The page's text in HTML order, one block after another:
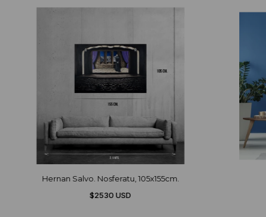
Hernan Salvo. Nosferatu, 105x155cm.
$2530 USD